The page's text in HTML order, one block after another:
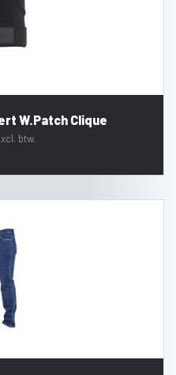
W.Patch Clique
btw.